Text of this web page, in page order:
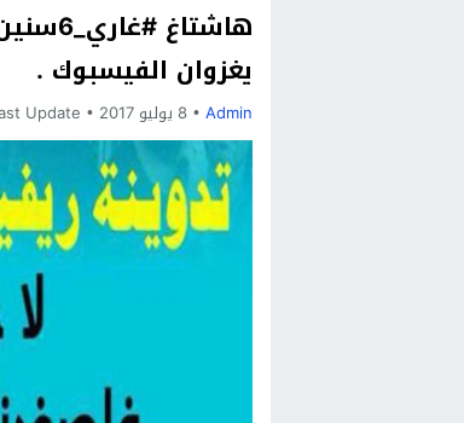
يغزوان الفيسبوك .
Admin 8 يوليو 2017 Update :